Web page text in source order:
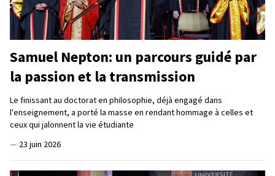
Samuel Nepton: un parcours guidé par
la passion et la transmission
Le finissant au doctorat en philosophie, déjà engagé dans
l'enseignement, a porté la masse en rendant hommage à celles et
ceux qui jalonnent la vie étudiante
— 23 juin 2026